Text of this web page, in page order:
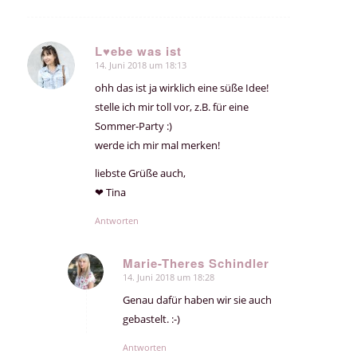
L♥ebe was ist
sagte:
14. Juni 2018 um 18:13
ohh das ist ja wirklich eine süße Idee!
stelle ich mir toll vor, z.B. für eine
Sommer-Party :)
werde ich mir mal merken!
liebste Grüße auch,
❤ Tina
Antworten
Marie-Theres Schindler
sagte:
14. Juni 2018 um 18:28
Genau dafür haben wir sie auch
gebastelt. :-)
Antworten